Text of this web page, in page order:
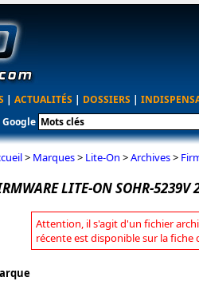
| ACTUALITÉS | DOSSIERS |
Google
> Marques> Lite-On >Archives>
LITE-ON SOHR-5239V
Attention, il s'agit d'un fichier
récente est disponible sur la fiche